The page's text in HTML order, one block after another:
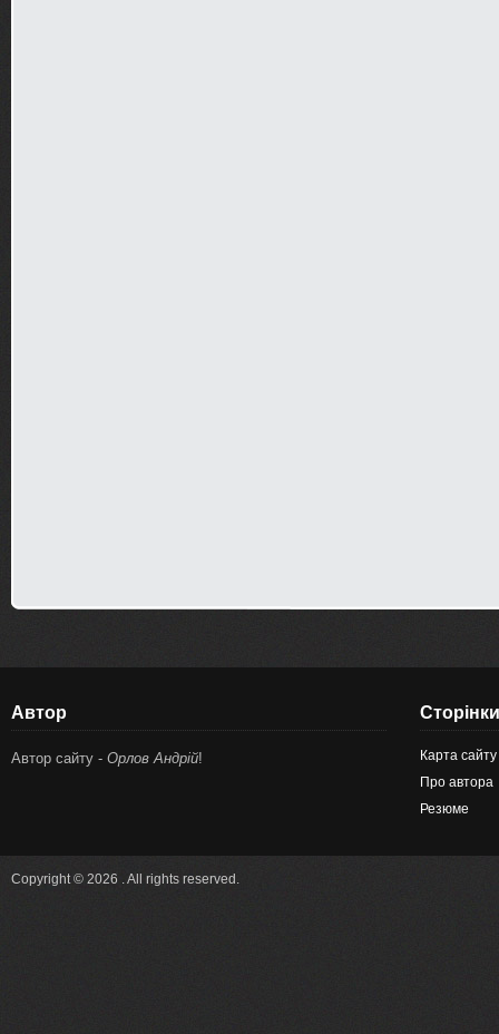
Автор
Автор сайту - Орлов Андрій!
Сторінки
Карта сайту
Про автора
Резюме
Copyright © 2026 . All rights reserved.